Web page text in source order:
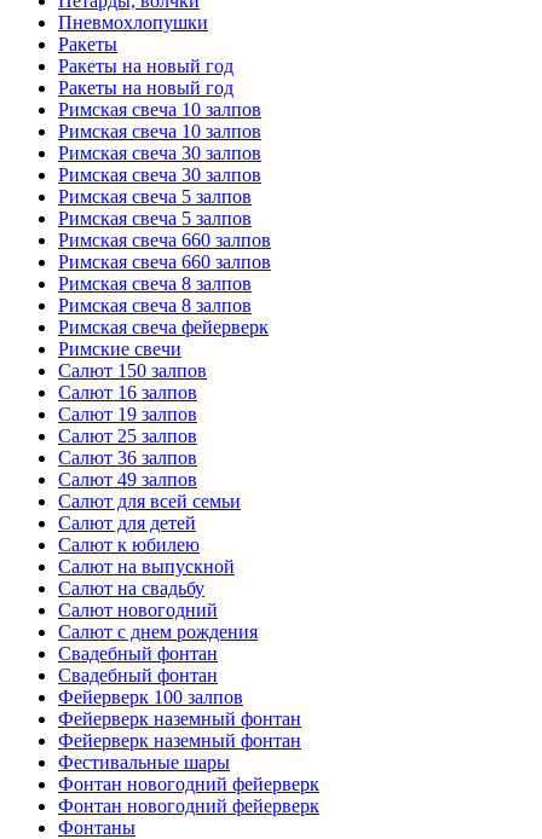
Пневмохлопушки
Ракеты
Ракеты на новый год
Ракеты на новый год
Римская свеча 10 залпов
Римская свеча 10 залпов
Римская свеча 30 залпов
Римская свеча 30 залпов
Римская свеча 5 залпов
Римская свеча 5 залпов
Римская свеча 660 залпов
Римская свеча 660 залпов
Римская свеча 8 залпов
Римская свеча 8 залпов
Римская свеча фейерверк
Римские свечи
Салют 150 залпов
Салют 16 залпов
Салют 19 залпов
Салют 25 залпов
Салют 36 залпов
Салют 49 залпов
Салют для всей семьи
Салют для детей
Салют к юбилею
Салют на выпускной
Салют на свадьбу
Салют новогодний
Салют с днем рождения
Свадебный фонтан
Свадебный фонтан
Фейерверк 100 залпов
Фейерверк наземный фонтан
Фейерверк наземный фонтан
Фестивальные шары
Фонтан новогодний фейерверк
Фонтан новогодний фейерверк
Фонтаны